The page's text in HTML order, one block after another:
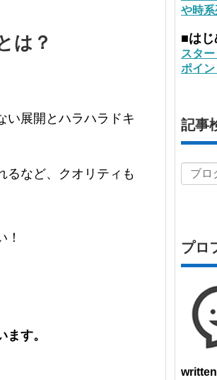
は？
い展開とハラハラドキ
るなど、クオリティも
す。
や時系
■は
スタ
ポイン
記事
プロ